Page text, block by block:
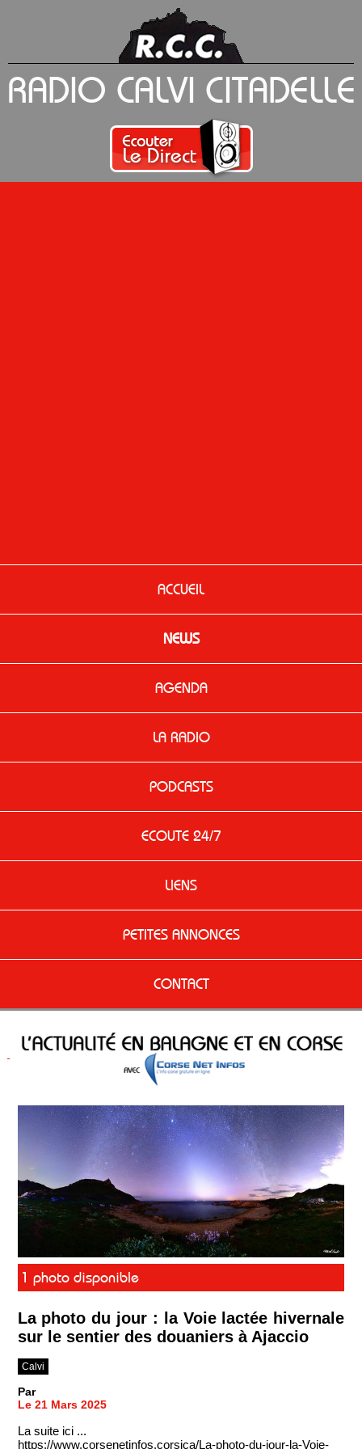
ACCUEIL
NEWS
AGENDA
LA RADIO
PODCASTS
ECOUTE 24/7
LIENS
PETITES ANNONCES
CONTACT
1 photo disponible
La photo du jour : la Voie lactée hivernale
sur le sentier des douaniers à Ajaccio
Calvi
Par
Le 21 Mars 2025
La suite ici ...
https://www.corsenetinfos.corsica/La-photo-du-jour-la-Voie-